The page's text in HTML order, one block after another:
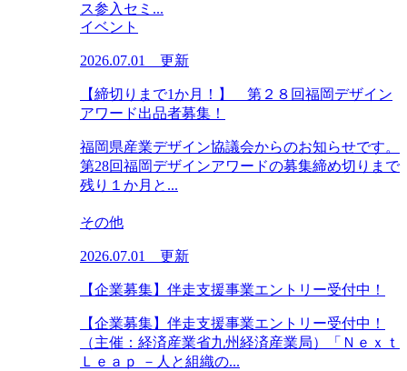
ス参入セミ...
イベント
2026.07.01 更新
【締切りまで1か月！】 第２８回福岡デザイン
アワード出品者募集！
福岡県産業デザイン協議会からのお知らせです。
第28回福岡デザインアワードの募集締め切りまで
残り１か月と...
その他
2026.07.01 更新
【企業募集】伴走支援事業エントリー受付中！
【企業募集】伴走支援事業エントリー受付中！
（主催：経済産業省九州経済産業局）「Ｎｅｘｔ
Ｌｅａｐ －人と組織の...